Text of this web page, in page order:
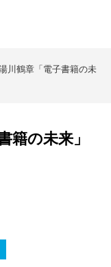
川鶴章「電子書籍の未
籍の未来」